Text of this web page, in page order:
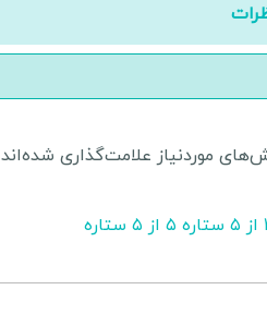
موردنیاز علامت‌گذاری شده‌اند
۵ از ۵ ستاره